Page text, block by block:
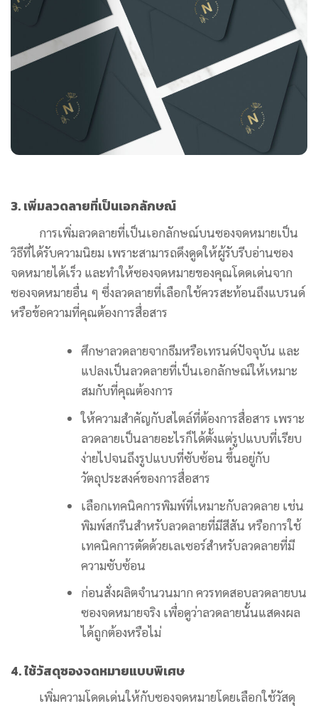
3. เพิ่มลวดลายที่เป็นเอกลักษณ์
การเพิ่มลวดลายที่เป็นเอกลักษณ์บนซองจดหมายเป็น
วิธีที่ได้รับความนิยม เพราะสามารถดึงดูดให้ผู้รับรีบอ่านซอง
จดหมายได้เร็ว และทำให้ซองจดหมายของคุณโดดเด่นจาก
ซองจดหมายอื่น ๆ ซึ่งลวดลายที่เลือกใช้ควรสะท้อนถึงแบรนด์
หรือข้อความที่คุณต้องการสื่อสาร
ศึกษาลวดลายจากธีมหรือเทรนด์ปัจจุบัน และ
แปลงเป็นลวดลายที่เป็นเอกลักษณ์ให้เหมาะ
สมกับที่คุณต้องการ
ให้ความสำคัญกับสไตล์ที่ต้องการสื่อสาร เพราะ
ลวดลายเป็นลายอะไรก็ได้ตั้งแต่รูปแบบที่เรียบ
ง่ายไปจนถึงรูปแบบที่ซับซ้อน ขึ้นอยู่กับ
วัตถุประสงค์ของการสื่อสาร
เลือกเทคนิคการพิมพ์ที่เหมาะกับลวดลาย เช่น
พิมพ์สกรีนสำหรับลวดลายที่มีสีสัน หรือการใช้
เทคนิคการตัดด้วยเลเซอร์สำหรับลวดลายที่มี
ความซับซ้อน
ก่อนสั่งผลิตจำนวนมาก ควรทดสอบลวดลายบน
ซองจดหมายจริง เพื่อดูว่าลวดลายนั้นแสดงผล
ได้ถูกต้องหรือไม่
4. ใช้วัสดุซองจดหมายแบบพิเศษ
เพิ่มความโดดเด่นให้กับซองจดหมายโดยเลือกใช้วัสดุ